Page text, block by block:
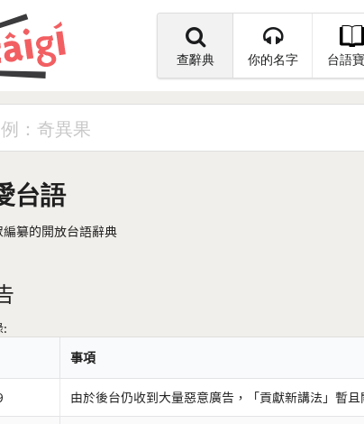
查辭典 你的名字 台語
台語
纂的開放台語辭典
:
事項
由於後台仍收到大量惡意廣告，「貢獻新講法」暫且